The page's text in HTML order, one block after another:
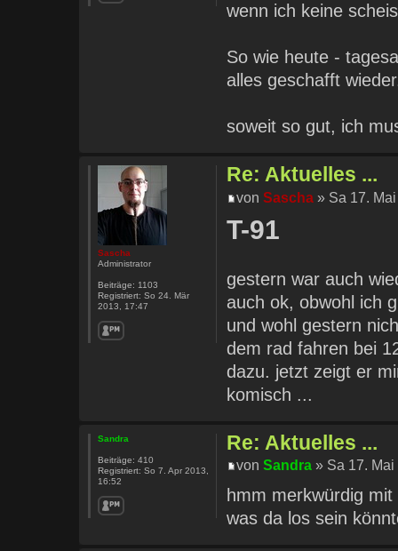
wenn ich keine
So wie heute -
alles geschafft
soweit so gut, ich
Re: Aktuelles ...
vonSascha » Sa 17.
T-91
gestern war auch
auch ok, obwohl ich
und wohl gestern
dem rad fahren bei
dazu. jetzt zeigt er
komisch ...
Sascha
Administrator
Beiträge: 1103
Registriert: So 24. Mär
2013, 17:47
Re: Aktuelles ...
vonSandra » Sa 17.
hmm merkwürdig
was da los sein
Sandra
Beiträge: 410
Registriert: So 7. Apr 2013,
16:52